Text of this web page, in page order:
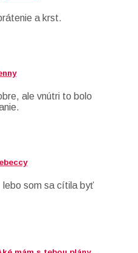
a krst.
ale vnútri to bolo
lebo som sa cítila byť